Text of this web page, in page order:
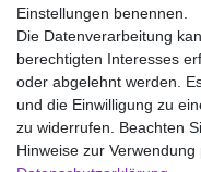
14
Impressum
Einstellungen benennen.
Die Datenverarbeitung
berechtigten Interesses
oder abgelehnt werden.
und die Einwilligung zu
zu widerrufen. Beachten
Hinweise zur